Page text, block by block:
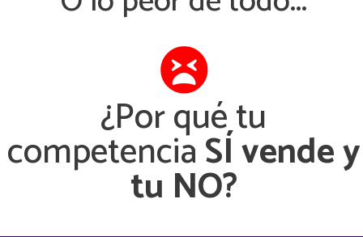
¿Por qué tu
competenciaSÍ vende y
tu NO?